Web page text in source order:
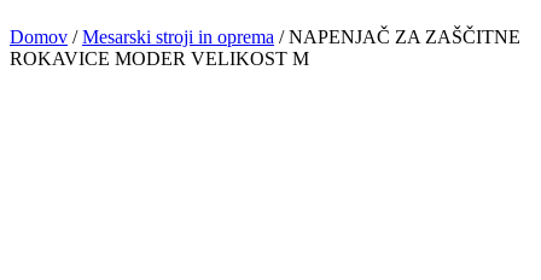
Domov /Mesarski stroji in oprema /NAPENJAČ ZA ZAŠČITNE
ROKAVICE MODER VELIKOST M